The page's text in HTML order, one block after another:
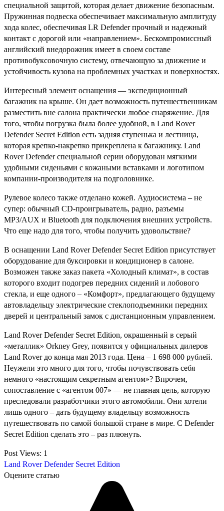
специальной защитой, которая делает движение безопасным.
Пружинная подвеска обеспечивает максимальную амплитуду
хода колес, обеспечивая LR Defender прочный и надежный
контакт с дорогой или «направлением». Бескомпромиссный
английский внедорожник имеет в своем составе
противобуксовочную систему, отвечающую за движение и
устойчивость кузова на проблемных участках и поверхностях.
Интересный элемент оснащения — экспедиционный
багажник на крыше. Он дает возможность путешественникам
разместить вне салона практически любое снаряжение. Для
того, чтобы погрузка была более удобной, в Land Rover
Defender Secret Edition есть задняя ступенька и лестница,
которая крепко-накрепко прикреплена к багажнику. Land
Rover Defender специальной серии оборудован мягкими
удобными сиденьями с кожаными вставками и логотипом
компании-производителя на подголовнике.
Рулевое колесо также отделано кожей. Аудиосистема – не
супер: обычный CD-проигрыватель, радио, разъемы
MP3/AUX и Bluetooth для подключения внешних устройств.
Что еще надо для того, чтобы получить удовольствие?
В оснащении Land Rover Defender Secret Edition присутствует
оборудование для буксировки и кондиционер в салоне.
Возможен также заказ пакета «Холодный климат», в состав
которого входит подогрев передних сидений и лобового
стекла, и еще одного – «Комфорт», предлагающего будущему
автовладельцу электрические стеклоподъемники передних
дверей и центральный замок с дистанционным управлением.
Land Rover Defender Secret Edition, окрашенный в серый
«металлик» Orkney Grey, появится у официальных дилеров
Land Rover до конца мая 2013 года. Цена – 1 698 000 рублей.
Неужели это много для того, чтобы почувствовать себя
немного «настоящим секретным агентом»? Впрочем,
сопоставление с «агентом 007» — не главная цель, которую
преследовали разработчики этого автомобили. Они хотели
лишь одного – дать будущему владельцу возможность
путешествовать по самой большой стране в мире. С Defender
Secret Edition сделать это – раз плюнуть.
Post Views: 1
Land Rover Defender Secret Edition
Оцените статью